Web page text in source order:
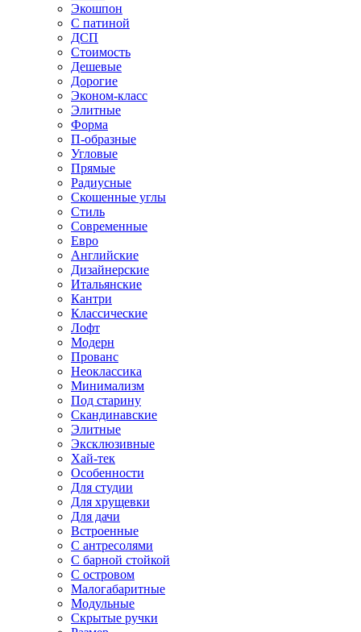
Экошпон
С патиной
ДСП
Стоимость
Дешевые
Дорогие
Эконом-класс
Элитные
Форма
П-образные
Угловые
Прямые
Радиусные
Скошенные углы
Стиль
Современные
Евро
Английские
Дизайнерские
Итальянские
Кантри
Классические
Лофт
Модерн
Прованс
Неоклассика
Минимализм
Под старину
Скандинавские
Элитные
Эксклюзивные
Хай-тек
Особенности
Для студии
Для хрущевки
Для дачи
Встроенные
С антресолями
С барной стойкой
С островом
Малогабаритные
Модульные
Скрытые ручки